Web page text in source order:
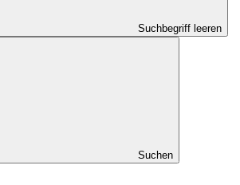
Suchbegriff leeren
Suchen